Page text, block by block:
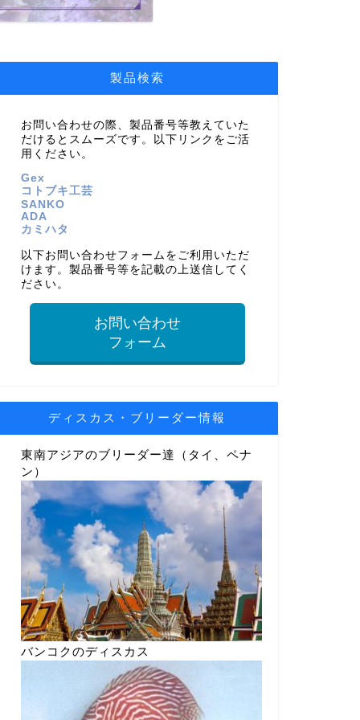
製品検索
お問い合わせの際、製品番号等教えていた
だけるとスムーズです。以下リンクをご活
用ください。
Gex
コトブキ工芸
SANKO
ADA
カミハタ
以下お問い合わせフォームをご利用いただ
けます。製品番号等を記載の上送信してく
ださい。
お問い合わせ
フォーム
ディスカス・ブリーダー情報
東南アジアのブリーダー達（タイ、ペナ
ン）
バンコクのディスカス